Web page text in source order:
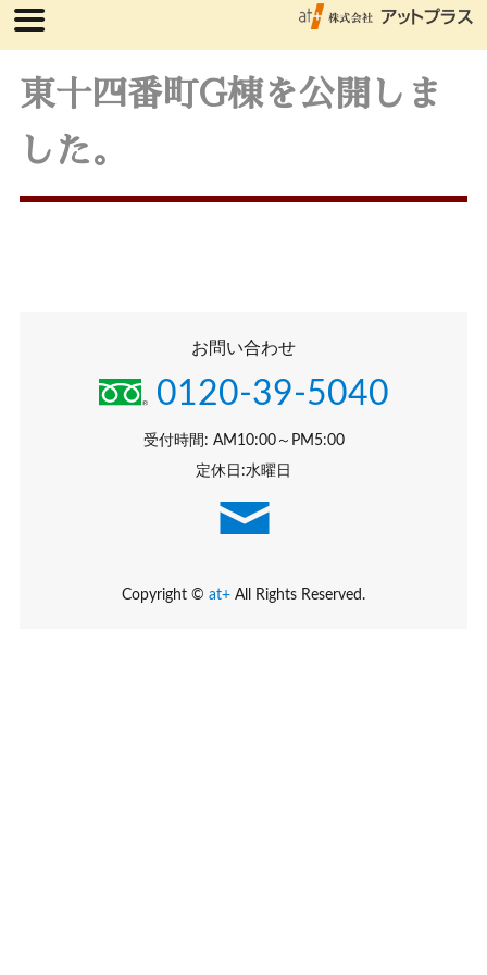
東十四番町G棟を公開しま
した。
お問い合わせ
0120-39-5040
受付時間: AM10:00～PM5:00
定休日:水曜日
Copyright © at+ All Rights Reserved.